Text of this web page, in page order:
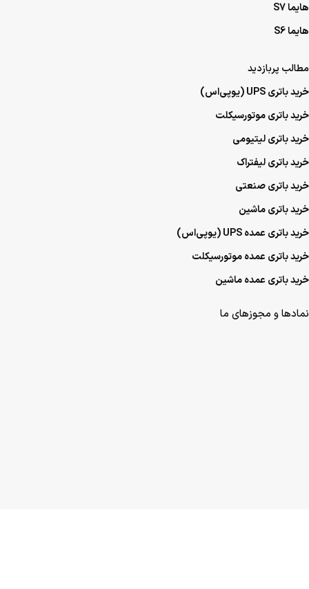
مطالب پربازدید
خرید باتری موتورسیکلت
خرید باتری لیتیومی
خرید باتری لیفتراک
خرید باتری صنعتی
خرید باتری ماشین
خرید باتری عمده UPS (یو‌پی‌اس)
خرید باتری عمده موتورسیکلت
خرید باتری عمده ماشین